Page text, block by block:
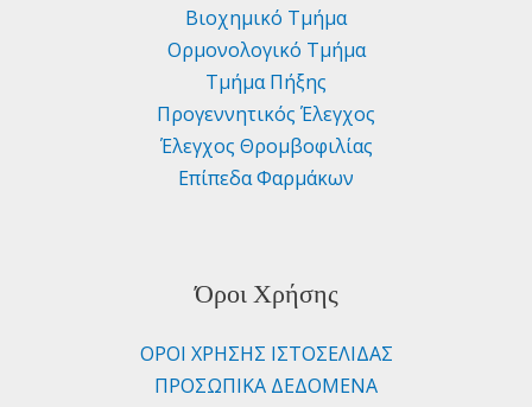
Βιοχημικό Τμήμα
Ορμονολογικό Τμήμα
Τμήμα Πήξης
Προγεννητικός Έλεγχος
Έλεγχος Θρομβοφιλίας
Επίπεδα Φαρμάκων
Όροι Χρήσης
ΟΡΟΙ ΧΡΗΣΗΣ ΙΣΤΟΣΕΛΙΔΑΣ
ΠΡΟΣΩΠΙΚΑ ΔΕΔΟΜΕΝΑ